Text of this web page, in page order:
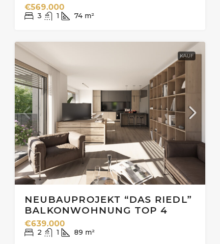
€569.000
3 1 74 m²
KAUF
NEUBAUPROJEKT “DAS RIEDL”
BALKONWOHNUNG TOP 4
€639.000
2 1 89 m²